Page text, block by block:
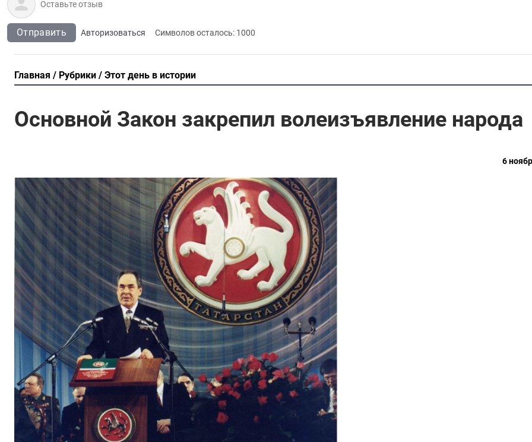
Отправить Авторизоваться Символов осталось: 1000
Главная Рубрики Этот день в истории
Основной Закон закрепил волеизъявление народа
6